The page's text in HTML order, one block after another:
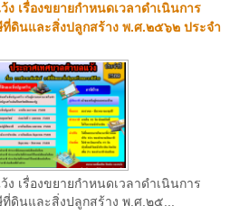
เรื่องขยายกำหนดเวลาดำเนินการ
ดินและสิ่งปลูกสร้าง พ.ศ.๒๕๖๒ ประจำ
เรื่องขยายกำหนดเวลาดำเนินการ
ดินและสิ่งปลูกสร้าง พ.ศ.๒๕...